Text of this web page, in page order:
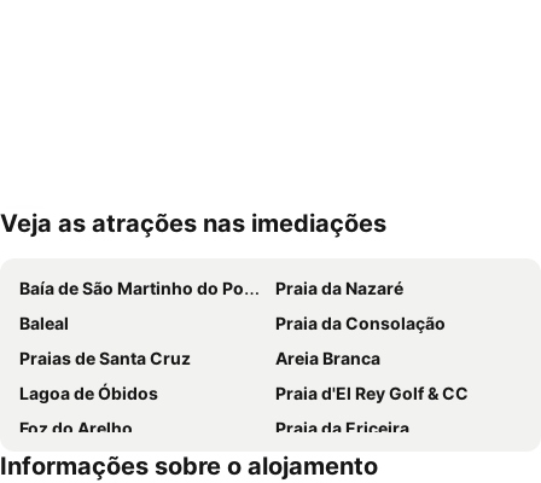
Ampliar mapa
Veja as atrações nas imediações
Baía de São Martinho do Porto
Praia da Nazaré
Baleal
Praia da Consolação
Praias de Santa Cruz
Areia Branca
Lagoa de Óbidos
Praia d'El Rey Golf & CC
Foz do Arelho
Praia da Ericeira
Monumento Comemorativo da Batalha do Vimeiro
Mosteiro de Alcobaça
Informações sobre o alojamento